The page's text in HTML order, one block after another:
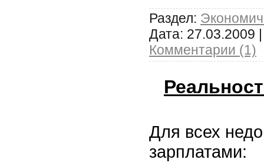
Раздел:
Дата: 27.03.2009
Комментарии (1)
Для всех
зарплатами: